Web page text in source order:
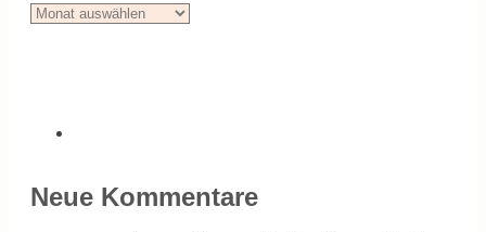
Blogarchiv
Neue Kommentare